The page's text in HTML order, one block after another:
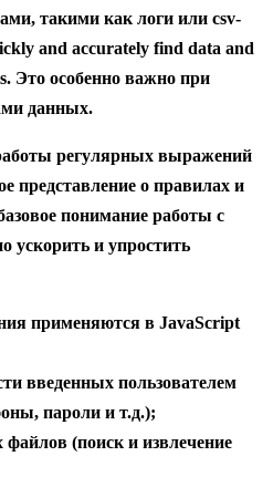
такими как логи или csv-
and accurately find data and
Это особенно важно при
данных.
регулярных выражений
представление о правилах и
понимание работы с
ускорить и упростить
применяются в JavaScript
введенных пользователем
пароли и т.д.);
файлов (поиск и извлечение